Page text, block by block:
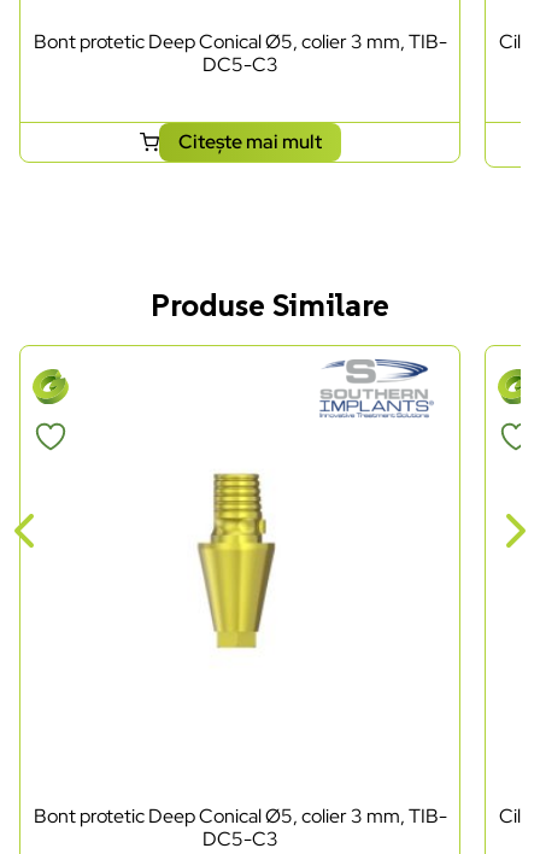
Bont protetic Deep Conical Ø5, colier 3 mm, TIB-
DC5-C3
Citește mai mult
Produse Similare
Bont protetic Deep Conical Ø5, colier 3 mm, TIB-
DC5-C3